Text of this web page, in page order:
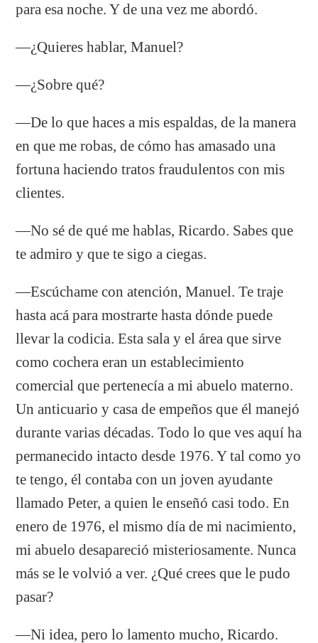
para esa noche. Y de una vez me abordó.
―¿Quieres hablar, Manuel?
―¿Sobre qué?
―De lo que haces a mis espaldas, de la manera
en que me robas, de cómo has amasado una
fortuna haciendo tratos fraudulentos con mis
clientes.
―No sé de qué me hablas, Ricardo. Sabes que
te admiro y que te sigo a ciegas.
―Escúchame con atención, Manuel. Te traje
hasta acá para mostrarte hasta dónde puede
llevar la codicia. Esta sala y el área que sirve
como cochera eran un establecimiento
comercial que pertenecía a mi abuelo materno.
Un anticuario y casa de empeños que él manejó
durante varias décadas. Todo lo que ves aquí ha
permanecido intacto desde 1976. Y tal como yo
te tengo, él contaba con un joven ayudante
llamado Peter, a quien le enseñó casi todo. En
enero de 1976, el mismo día de mi nacimiento,
mi abuelo desapareció misteriosamente. Nunca
más se le volvió a ver. ¿Qué crees que le pudo
pasar?
―Ni idea, pero lo lamento mucho, Ricardo.